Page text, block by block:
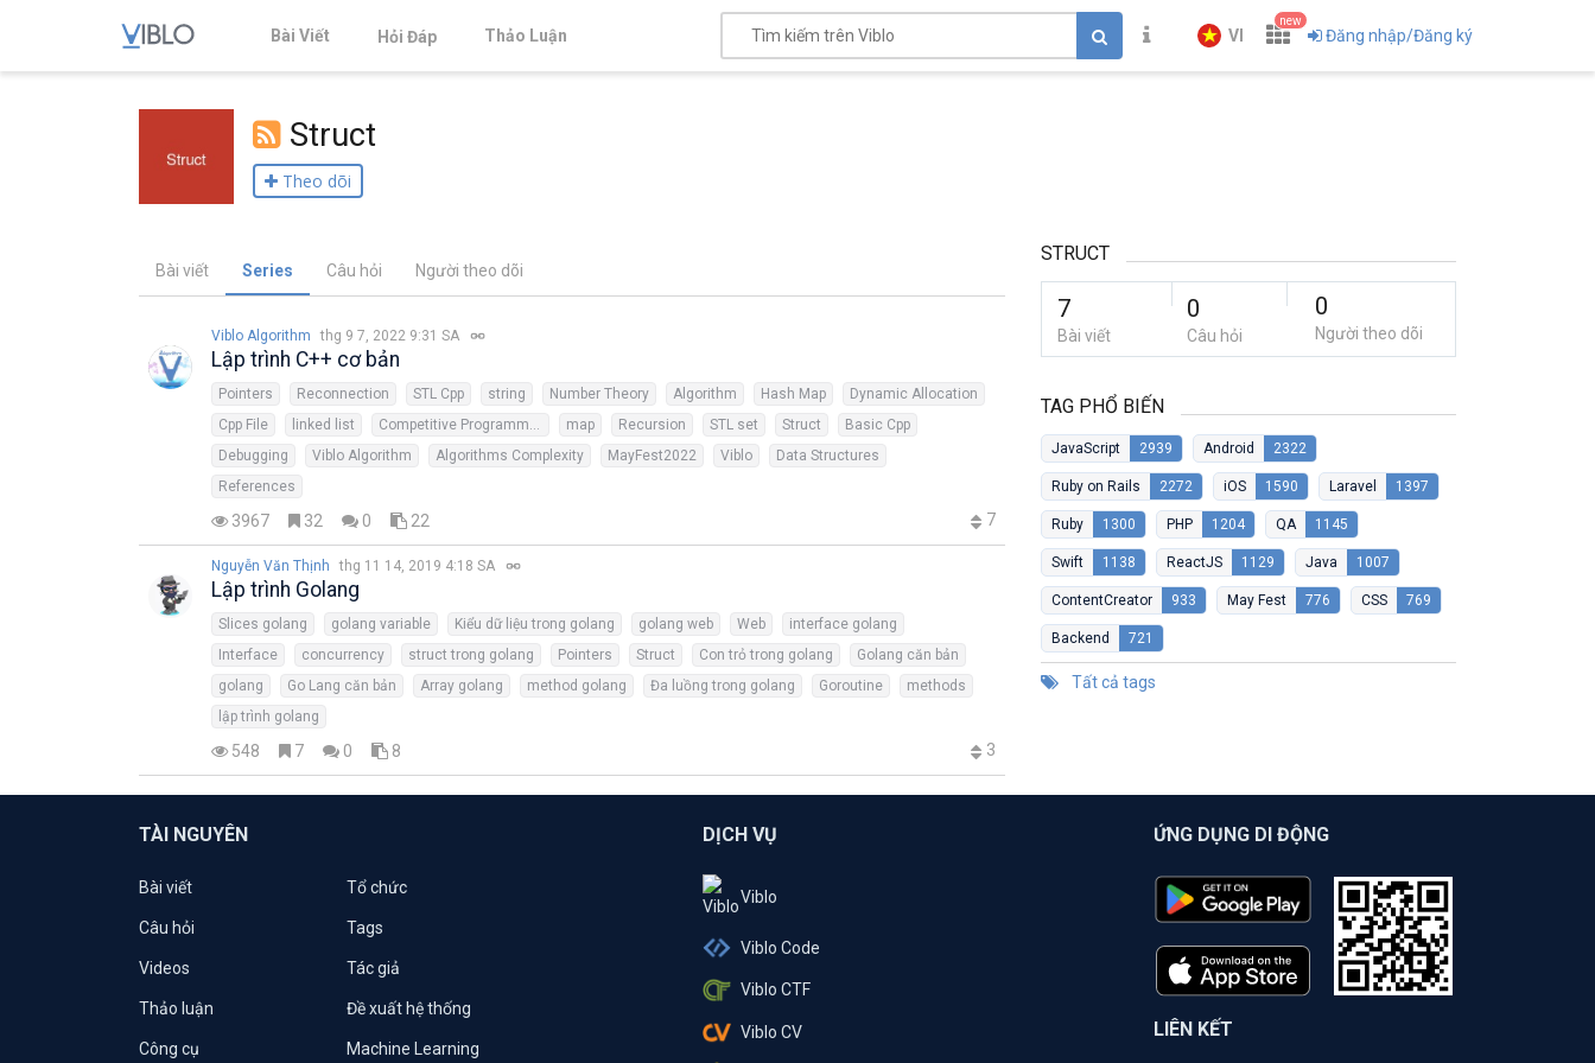
Bài Viết Hỏi Đáp Thảo Luận VI
new
Đăng nhập/Đăng ký
Struct
Theo dõi
Bài viết Series Câu hỏi Người theo dõi
Viblo Algorithm thg 9 7, 2022 9:31 SA
Lập trình C++ cơ bản
Pointers Reconnection STL Cpp string Number Theory Algorithm Hash Map
Dynamic Allocation
Cpp File
linked list Competitive Programming map Recursion STL set Struct
Basic Cpp
Debugging
Viblo Algorithm Algorithms Complexity MayFest2022 Viblo
Data Structures
References
3967 32 0 22 7
Nguyễn Văn Thịnh thg 11 14, 2019 4:18 SA
Lập trình Golang
Slices golang golang variable Kiểu dữ liệu trong golang golang web Web
interface golang
Interface
concurrency struct trong golang Pointers Struct Con trỏ trong golang
Golang căn bản
golang
Go Lang căn bản Array golang method golang Đa luồng trong golang Goroutine
methods
lập trình golang
548 7 0 8 3
STRUCT
7
Bài viết
0
Câu hỏi
0
Người theo dõi
TAG PHỔ BIẾN
JavaScript 2939 Android 2322
Ruby on Rails 2272 iOS 1590 Laravel 1397
Ruby 1300 PHP 1204 QA 1145
Swift 1138 ReactJS 1129 Java 1007
ContentCreator 933 May Fest 776 CSS 769
Backend 721
Tất cả tags
TÀI NGUYÊN
Bài viết Tổ chức
Câu hỏi Tags
Videos Tác giả
Thảo luận Đề xuất hệ thống
Công cụ Machine Learning
DỊCH VỤ
Viblo
Viblo Code
Viblo CTF
Viblo CV
ỨNG DỤNG DI ĐỘNG
LIÊN KẾT